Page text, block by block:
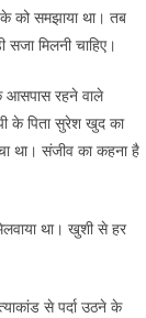
को समझाया था। तब
मिलनी चाहिए।
आसपास रहने वाले
के पिता सुरेश खुद का
था। संजीव का कहना है
था। खुशी से हर
से पर्दा उठने के